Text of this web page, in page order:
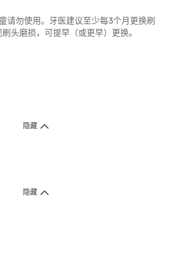
请勿使用。牙医建议至少每3个月更换刷
头磨损，可提早（或更早）更换。
隐藏
管产品除外 ）
隐藏